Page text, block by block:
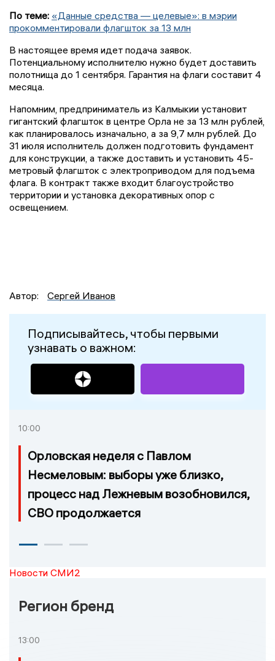
По теме: «Данные средства — целевые»: в мэрии
прокомментировали флагшток за 13 млн
В настоящее время идет подача заявок.
Потенциальному исполнителю нужно будет доставить
полотнища до 1 сентября. Гарантия на флаги составит 4
месяца.
Напомним, предприниматель из Калмыкии установит
гигантский флагшток в центре Орла не за 13 млн рублей,
как планировалось изначально, а за 9,7 млн рублей. До
31 июля исполнитель должен подготовить фундамент
для конструкции, а также доставить и установить 45-
метровый флагшток с электроприводом для подъема
флага. В контракт также входит благоустройство
территории и установка декоративных опор с
освещением.
Автор: Сергей Иванов
Подписывайтесь, чтобы первыми
узнавать о важном:
10:00
Орловская неделя с Павлом
Несмеловым: выборы уже близко,
процесс над Лежневым возобновился,
СВО продолжается
Новости СМИ2
Регион бренд
13:00